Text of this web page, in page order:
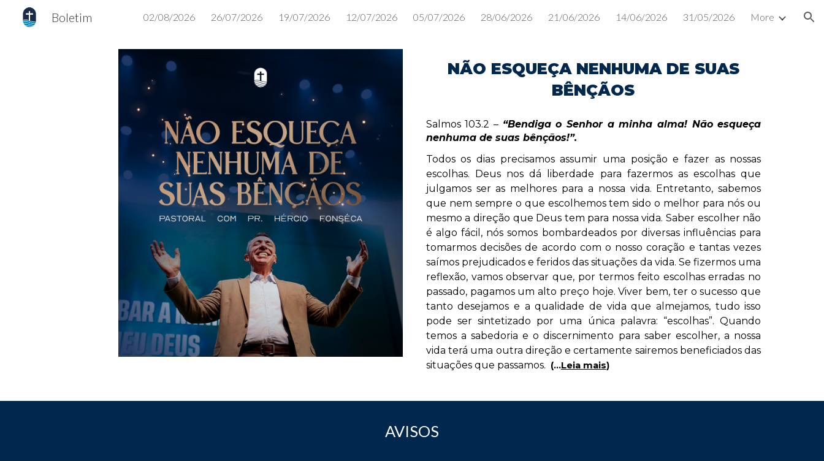
Skip to main content Skip to navigation
Boletim 02/08/2026 26/07/2026 19/07/2026 12/07/2026 05/07/2026 28/06/2026 21/06/2026 14/06/2026 31/05/2026 More
NÃO ESQUEÇA NENHUMA DE SUAS
BÊNÇÃOS
Salmos 103.2 – “Bendiga o Senhor a minha alma! Não esqueça
nenhuma de suas bênçãos!”.
Todos os dias precisamos assumir uma posição e fazer as nossas
escolhas. Deus nos dá liberdade para fazermos as escolhas que
julgamos ser as melhores para a nossa vida. Entretanto, sabemos
que nem sempre o que escolhemos tem sido o melhor para nós ou
mesmo a direção que Deus tem para nossa vida. Saber escolher não
é algo fácil, nós somos bombardeados por diversas influências para
tomarmos decisões de acordo com o nosso coração e tantas vezes
saímos prejudicados e feridos das situações da vida. Se fizermos uma
reflexão, vamos observar que, por termos feito escolhas erradas no
passado, pagamos um alto preço hoje. Viver bem, ter o sucesso que
tanto desejamos e a qualidade de vida que almejamos, tudo isso
pode ser sintetizado por uma única palavra: “escolhas”. Quando
temos a sabedoria e o discernimento para saber escolher, a nossa
vida terá uma outra direção e certamente sairemos beneficiados das
situações que passamos. (...Leia mais)
AVISOS